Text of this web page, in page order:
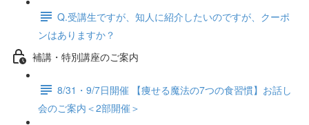
Q.受講生ですが、知人に紹介したいのですが、クーポ
ンはありますか？
補講・特別講座のご案内
8/31・9/7日開催 【痩せる魔法の7つの食習慣】お話し
会のご案内＜2部開催＞